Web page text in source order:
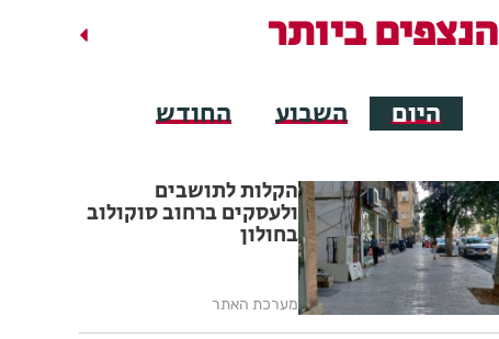
הנצפים ביותר
היום השבוע החודש
הקלות לתושבים
ולעסקים ברחוב סוקולוב
בחולון
מערכת האתר